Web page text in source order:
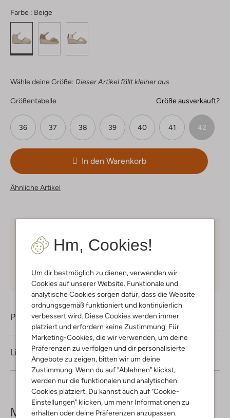
Hm, Cookies!
Um dir bestmöglich zu dienen, verwenden wir
Cookies auf unserer Website. Funktionale und
analytische Cookies sorgen dafür, dass die Website
ordnungsgemäß funktioniert und kontinuierlich
verbessert wird. Diese Cookies werden immer
platziert und erfordern keine Zustimmung. Für
Marketing-Cookies, die wir verwenden, um deine
Präferenzen zu verfolgen und dir personalisierte
Angebote zu zeigen, bitten wir um deine
Zustimmung. Wenn du auf "Ablehnen" klickst,
werden nur die funktionalen und analytischen
Cookies platziert. Du kannst auch auf "Cookie-
Einstellungen" klicken, um mehr Informationen zu
erhalten oder deine Präferenzen anzupassen.
Farbe : Beige
Wähle deine Größe: Dieser Artikel fällt kleiner aus
Größentabelle Größe ausverkauft?
36 37 38 39 40 41 42
In den Warenkorb
Ähnliche Artikel
Kostenloser Versand
Mitglieder in Deutschland
Produktinformation
Lieferung & Rückgabe
Mehr sehen